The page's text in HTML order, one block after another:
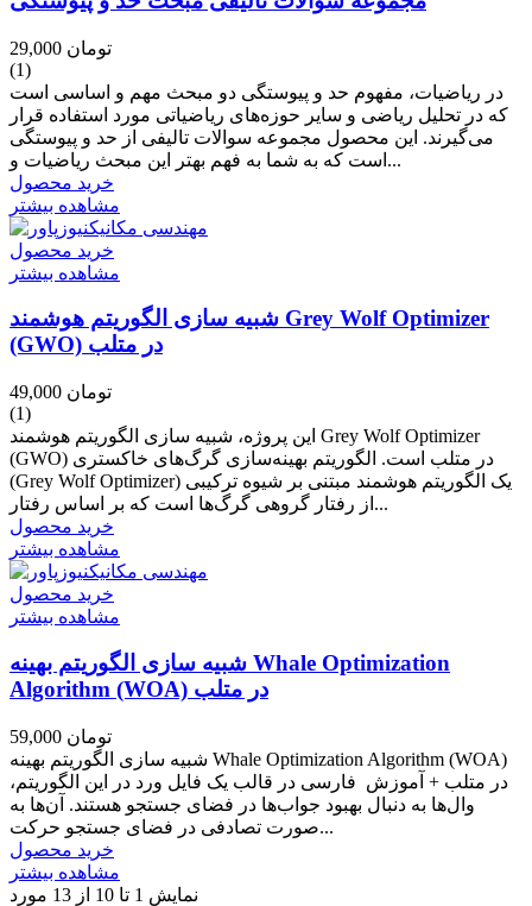
29,000 تومان
(1)
در ریاضیات، مفهوم حد و پیوستگی دو مبحث مهم و اساسی است
که در تحلیل ریاضی و سایر حوزه‌های ریاضیاتی مورد استفاده قرار
می‌گیرند. این محصول مجموعه سوالات تالیفی از حد و پیوستگی
است که به شما به فهم بهتر این مبحث ریاضیات و...
خرید محصول
مشاهده بیشتر
خرید محصول
مشاهده بیشتر
شبیه سازی الگوریتم هوشمند Grey Wolf Optimizer
(GWO) در متلب
49,000 تومان
(1)
این پروژه، شبیه سازی الگوریتم هوشمند Grey Wolf Optimizer
(GWO) در متلب است. الگوریتم بهینه‌سازی گرگ‌های خاکستری
(Grey Wolf Optimizer) یک الگوریتم هوشمند مبتنی بر شیوه ترکیبی
از رفتار گروهی گرگ‌ها است که بر اساس رفتار...
خرید محصول
مشاهده بیشتر
خرید محصول
مشاهده بیشتر
شبیه سازی الگوریتم بهینه Whale Optimization
Algorithm (WOA) در متلب
59,000 تومان
شبیه سازی الگوریتم بهینه Whale Optimization Algorithm (WOA)
در متلب + آموزش فارسی در قالب یک فایل ورد در این الگوریتم،
وال‌ها به دنبال بهبود جواب‌ها در فضای جستجو هستند. آن‌ها به
صورت تصادفی در فضای جستجو حرکت...
خرید محصول
مشاهده بیشتر
نمایش 1 تا 10 از 13 مورد